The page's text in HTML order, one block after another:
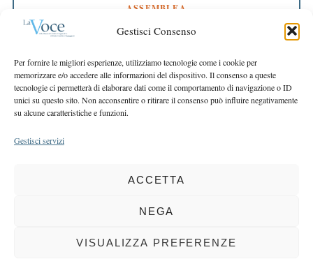
Gestisci Consenso
Per fornire le migliori esperienze, utilizziamo tecnologie come i cookie per
memorizzare e/o accedere alle informazioni del dispositivo. Il consenso a queste
tecnologie ci permetterà di elaborare dati come il comportamento di navigazione o ID
unici su questo sito. Non acconsentire o ritirare il consenso può influire negativamente
su alcune caratteristiche e funzioni.
Gestisci servizi
ACCETTA
NEGA
VISUALIZZA PREFERENZE
ASSEMBLEA
Bilancio approvato all’unanimità e 2 milioni
destinati al territorio
EDITORIALE DIRETTORE
Crescere restando riconoscibili
EDITORIALE PRESIDENTE
Costruire futuro insieme
COPYRIGHT 2025 LA VOCE |PRIVACY
BCC DI BUSTO GAROLFO E BUGUGGIATE